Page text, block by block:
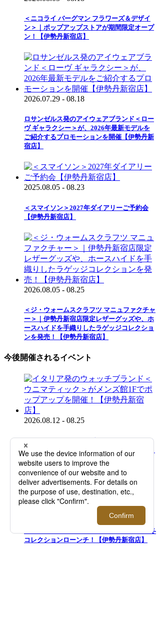
＜ニコライ バーグマン フラワーズ＆デザイ
ン＞｜ポップアップストアが期間限定オープ
ン！【伊勢丹新宿店】
2026.07.29 - 08.18
ロサンゼルス発のアイウェアブランド＜ロー
ヴ ギャラクシー＞が、2026年最新モデルを
ご紹介するプロモーションを開催【伊勢丹新
宿店】
2025.08.05 - 08.23
＜スマイソン＞2027年ダイアリーご予約会
【伊勢丹新宿店】
2026.08.05 - 08.25
＜ジ・ウォームスクラフツ マニュファクチャ
ー＞｜伊勢丹新宿店限定レザーグッズや、ホ
ースハイドを手織りしたラゲッジコレクショ
ンを発売！【伊勢丹新宿店】
今後開催されるイベント
2026.08.12 - 08.25
イタリア発のウォッチブランド＜ウニマティ
ック＞がメンズ館1Fでポップアップを開催！
【伊勢丹新宿店】
＜バウルズ＞「PERFECT DAY」 2026年秋冬
コレクションローンチ！【伊勢丹新宿店】